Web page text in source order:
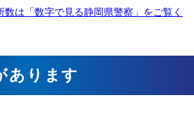
は「数字で見る静岡県警察」をご覧く
あります